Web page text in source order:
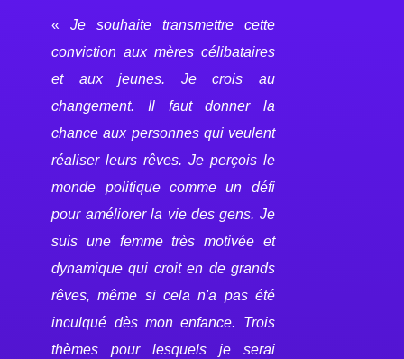
«Je souhaite transmettre cette
conviction aux mères célibataires
et aux jeunes. Je crois au
changement. Il faut donner la
chance aux personnes qui veulent
réaliser leurs rêves. Je perçois le
monde politique comme un défi
pour améliorer la vie des gens. Je
suis une femme très motivée et
dynamique qui croit en de grands
rêves, même si cela n'a pas été
inculqué dès mon enfance. Trois
thèmes pour lesquels je serai